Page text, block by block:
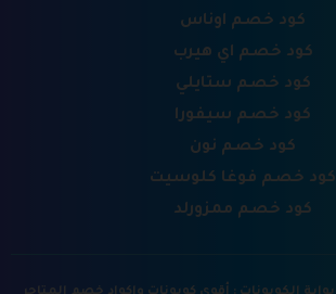
كود خصم اوناس
كود خصم اي هيرب
كود خصم ستايلي
كود خصم سيفورا
كود خصم نون
كود خصم فوغا كلوسيت
كود خصم ممزورلد